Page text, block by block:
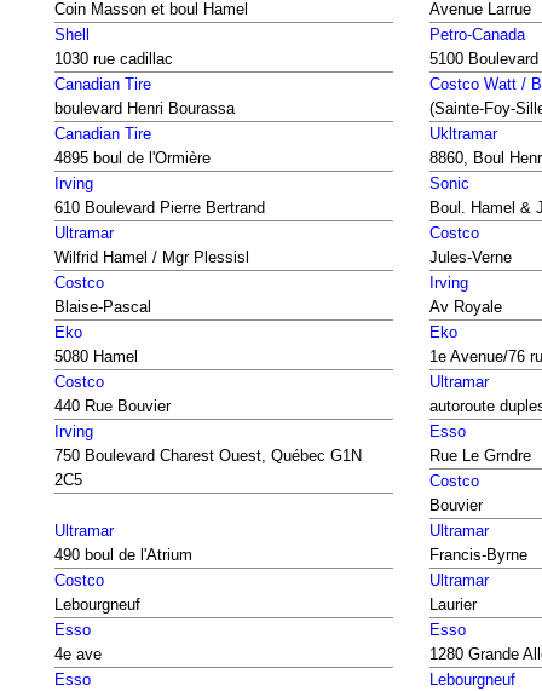
Coin Masson et boul Hamel
Avenue Larrue
Shell
1030 rue cadillac
Petro-Canada
5100
Canadian Tire
boulevard Henri Bourassa
Costco Watt /
(Sainte-Foy-
Canadian Tire
4895 boul de l'Ormière
Ukltramar
8860, Boul
Irving
610 Boulevard Pierre Bertrand
Sonic
Boul. Hamel &
Ultramar
Wilfrid Hamel / Mgr Plessisl
Costco
Jules-Verne
Costco
Blaise-Pascal
Irving
Av Royale
Eko
5080 Hamel
Eko
1e Avenue/76
Costco
440 Rue Bouvier
Ultramar
autoroute
Irving
750 Boulevard Charest Ouest, Québec G1N
2C5
Esso
Rue Le Grndre
Costco
Bouvier
Ultramar
490 boul de l'Atrium
Ultramar
Francis-Byrne
Costco
Lebourgneuf
Ultramar
Laurier
Esso
4e ave
Esso
1280 Grande
Esso
Lebourgneuf